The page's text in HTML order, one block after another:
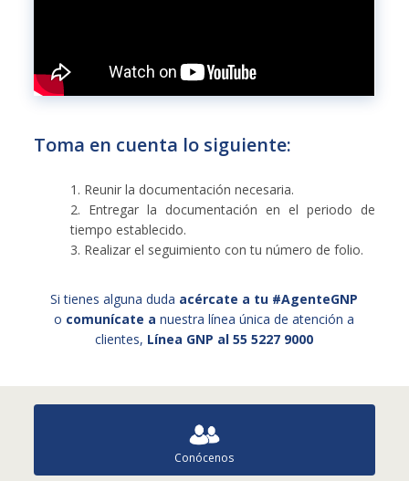
Toma en cuenta lo siguiente:
1. Reunir la documentación necesaria.
2. Entregar la documentación en el periodo de
tiempo establecido.
3. Realizar el seguimiento con tu número de folio.
Si tienes alguna duda acércate a tu #AgenteGNP
o comunícate a nuestra línea única de atención a
clientes, Línea GNP al 55 5227 9000
Conócenos